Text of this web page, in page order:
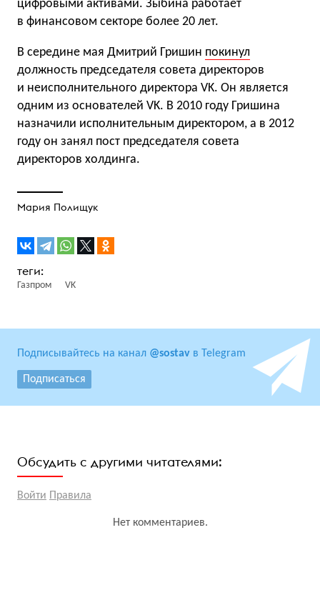
цифровыми активами. Зыбина работает
в финансовом секторе более 20 лет.
В середине мая Дмитрий Гришин покинул
должность председателя совета директоров
и неисполнительного директора VK. Он является
одним из основателей VK. В 2010 году Гришина
назначили исполнительным директором, а в 2012
году он занял пост председателя совета
директоров холдинга.
Мария Полищук
Газпром VK
Подписывайтесь на канал @sostav в Telegram
Подписаться
Обсудить с другими читателями:
Войти Правила
Нет комментариев.